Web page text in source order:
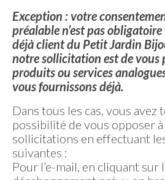
Exception : votre
préalable n’est pas
déjà client du Petit Jardin
notre sollicitation est de vous
produits ou services
vous fournissons déjà.
Dans tous les cas, vous avez
possibilité de vous opposer
sollicitations en effectuant
suivantes :
Pour l’e-mail, en cliquant sur